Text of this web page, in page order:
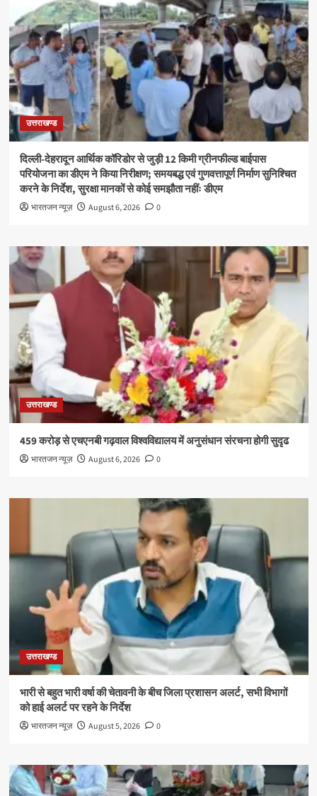
उत्तराखण्ड
दिल्ली-देहरादून आर्थिक कॉरिडोर से जुड़ी 12 किमी ग्रीनफील्ड बाईपास
परियोजना का डीएम ने किया निरीक्षण; समयबद्ध एवं गुणवत्तापूर्ण निर्माण सुनिश्चित
करने के निर्देश, सुरक्षा मानकों से कोई समझौता नहींः डीएम
भारतजन न्यूज़ August 6, 2026 0
उत्तराखण्ड
459 करोड़ से एचएनबी गढ़वाल विश्वविद्यालय में अनुसंधान संरचना होगी सुदृढ
भारतजन न्यूज़ August 6, 2026 0
उत्तराखण्ड
भारी से बहुत भारी वर्षा की चेतावनी के बीच जिला प्रशासन अलर्ट, सभी विभागों
को हाई अलर्ट पर रहने के निर्देश
भारतजन न्यूज़ August 5, 2026 0